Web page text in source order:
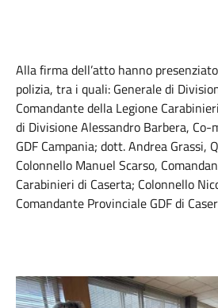
Alla firma dell’atto hanno
polizia, tra i quali: Generale di
Comandante della Legione
di Divisione Alessandro Barbera,
GDF Campania; dott. Andrea Grassi,
Colonnello Manuel Scarso,
Carabinieri di Caserta; Colonnello
Comandante Provinciale GDF di